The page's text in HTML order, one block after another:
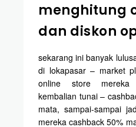
menghitung
dan diskon
sekarang ini banyak
di lokapasar – market
online store mereka
kembalian tunai –
mata, sampai-sampai
mereka cashback 50%